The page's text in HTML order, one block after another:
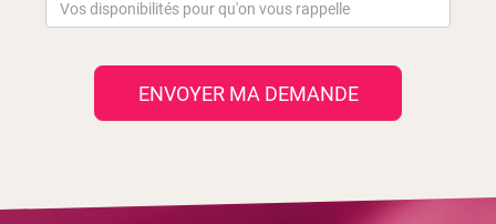
ENVOYER MA DEMANDE